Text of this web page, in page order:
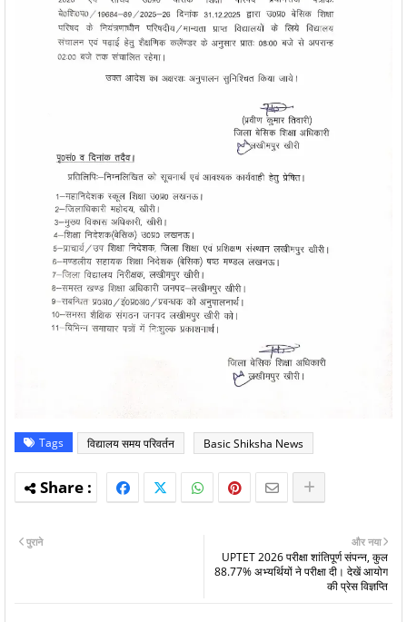
Tags विद्यालय समय परिवर्तन Basic Shiksha News
और नया
UPTET 2026 परीक्षा शांतिपूर्ण संपन्न, कुल
88.77% अभ्यर्थियों ने परीक्षा दी। देखें आयोग
की प्रेस विज्ञप्ति
पुराने